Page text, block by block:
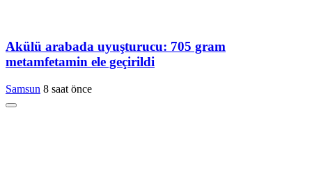
Akülü arabada uyuşturucu: 705 gram
metamfetamin ele geçirildi
Samsun 8 saat önce